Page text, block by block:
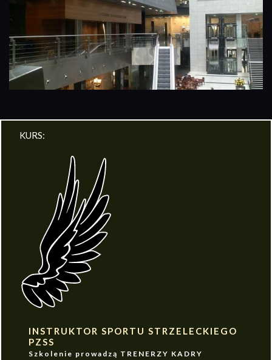
KURS:
INSTRUKTOR SPORTU STRZELECKIEGO
PZSS
Szkolenie prowadzą TRENERZY KADRY